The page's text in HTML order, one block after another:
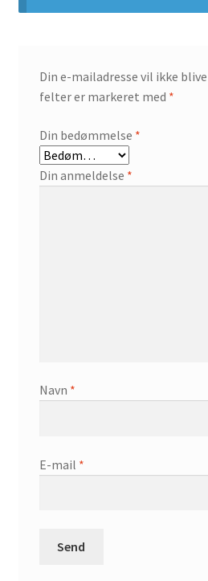
Din e-mailadresse vil ikke
felter er markeret med *
Din bedømmelse *
Din anmeldelse *
Navn *
E-mail *